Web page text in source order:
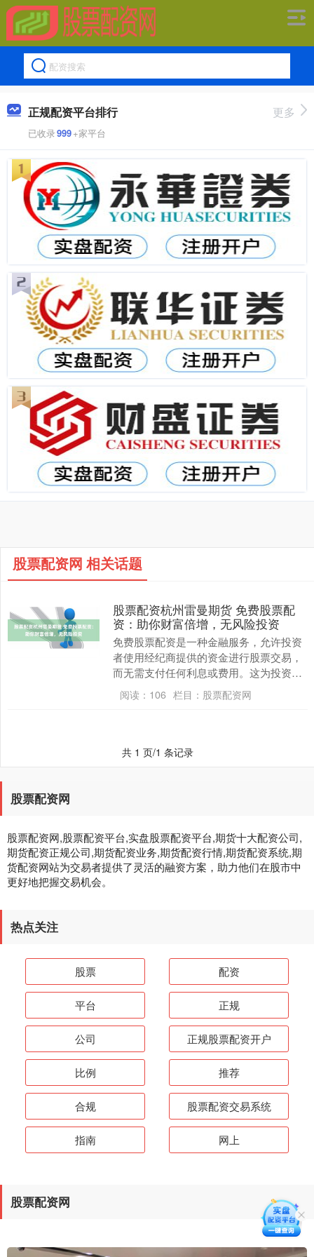
正规配资平台排行
已收录999+家平台
更多
股票配资网 相关话题
股票配资杭州雷曼期货 免费股票配
资：助你财富倍增，无风险投资
免费股票配资是一种金融服务，允许投资
者使用经纪商提供的资金进行股票交易，
而无需支付任何利息或费用。这为投资者
提供了杠杆作用，可以放大他们的潜在收
益。 * **快....
阅读： 106 栏目： 股票配资网
共 1 页/1 条记录
股票配资网
股票配资网,股票配资平台,实盘股票配资平台,期货十大配资公司,
期货配资正规公司,期货配资业务,期货配资行情,期货配资系统,期
货配资网站为交易者提供了灵活的融资方案，助力他们在股市中
更好地把握交易机会。
热点关注
股票 配资
平台 正规
公司 正规股票配资开户
比例 推荐
合规 股票配资交易系统
指南 网上
股票配资网